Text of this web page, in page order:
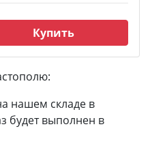
Купить
нашем складе в
будет выполнен в